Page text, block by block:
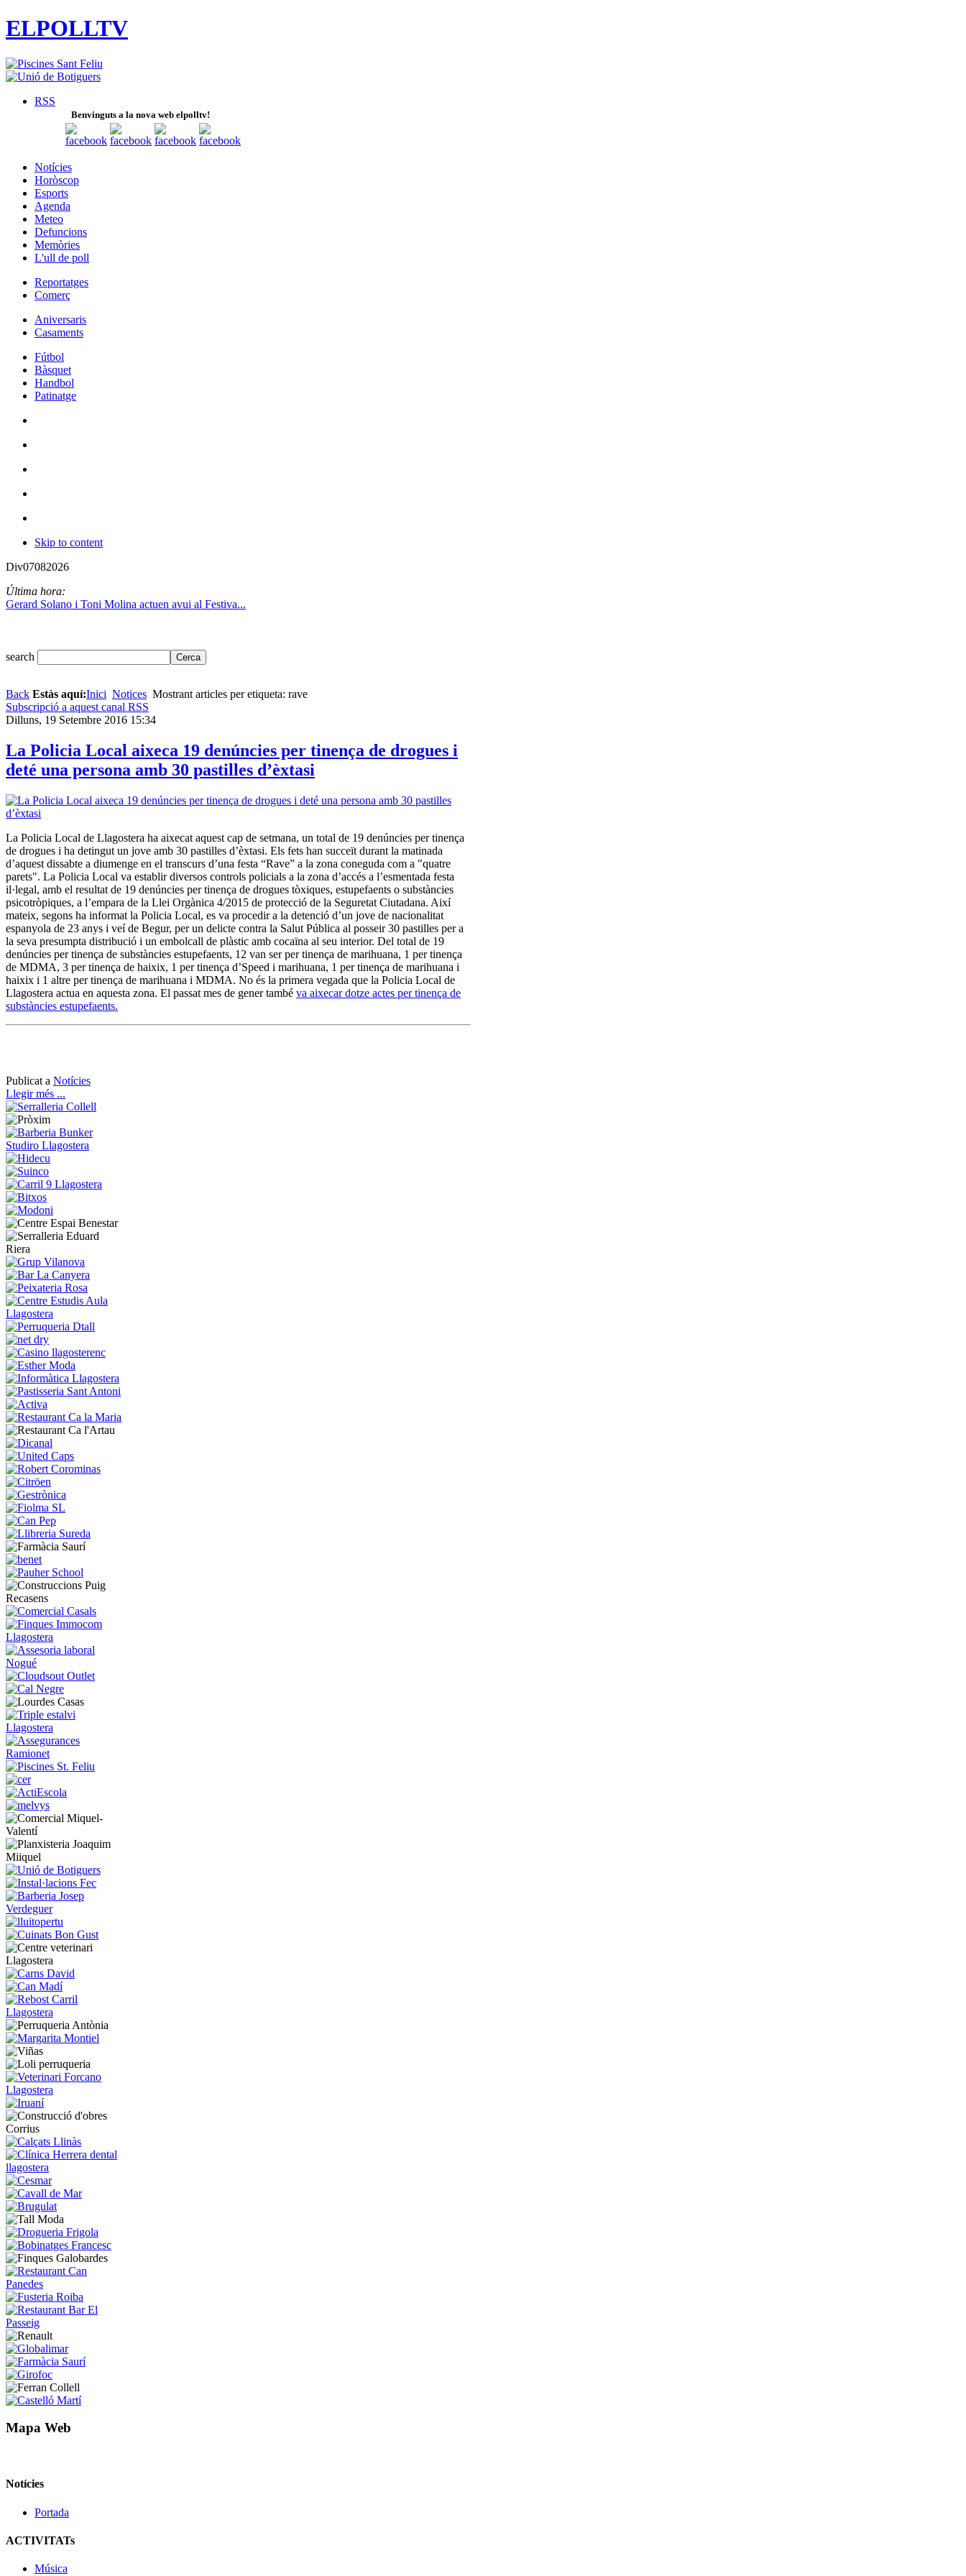
ELPOLLTV
RSS
Benvinguts a la nova web elpolltv!
Notícies
Horòscop
Esports
Agenda
Meteo
Defuncions
Memòries
L'ull de poll
Reportatges
Comerç
Aniversaris
Casaments
Fútbol
Bàsquet
Handbol
Patinatge
Skip to content
Div07082026
Última hora:
Gerard Solano i Toni Molina actuen avui al Festiva...
search
Back Estàs aquí:Inici Notices Mostrant articles per etiqueta: rave
Subscripció a aquest canal RSS
Dilluns, 19 Setembre 2016 15:34
La Policia Local aixeca 19 denúncies per tinença de drogues i
deté una persona amb 30 pastilles d’èxtasi
La Policia Local de Llagostera ha aixecat aquest cap de setmana, un total de 19 denúncies per tinença
de drogues i ha detingut un jove amb 30 pastilles d’èxtasi. Els fets han succeït durant la matinada
d’aquest dissabte a diumenge en el transcurs d’una festa “Rave” a la zona coneguda com a "quatre
parets". La Policia Local va establir diversos controls policials a la zona d’accés a l’esmentada festa
il·legal, amb el resultat de 19 denúncies per tinença de drogues tòxiques, estupefaents o substàncies
psicotròpiques, a l’empara de la Llei Orgànica 4/2015 de protecció de la Seguretat Ciutadana. Així
mateix, segons ha informat la Policia Local, es va procedir a la detenció d’un jove de nacionalitat
espanyola de 23 anys i veí de Begur, per un delicte contra la Salut Pública al posseir 30 pastilles per a
la seva presumpta distribució i un embolcall de plàstic amb cocaïna al seu interior. Del total de 19
denúncies per tinença de substàncies estupefaents, 12 van ser per tinença de marihuana, 1 per tinença
de MDMA, 3 per tinença de haixix, 1 per tinença d’Speed i marihuana, 1 per tinença de marihuana i
haixix i 1 altre per tinença de marihuana i MDMA. No és la primera vegada que la Policia Local de
Llagostera actua en aquesta zona. El passat mes de gener també va aixecar dotze actes per tinença de
substàncies estupefaents.
Publicat a Notícies
Llegir més ...
Mapa Web
Notícies
Portada
ACTIVITATs
Música